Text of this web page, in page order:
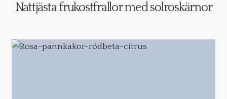
Nattjästa frukostfrallor med solroskärnor